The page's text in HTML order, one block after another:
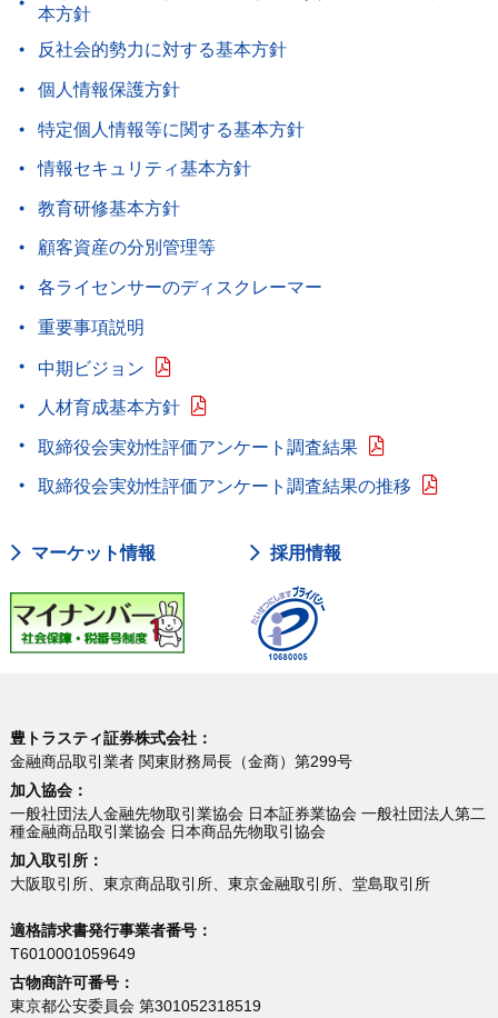
本方針
反社会的勢力に対する基本方針
個人情報保護方針
特定個人情報等に関する基本方針
情報セキュリティ基本方針
教育研修基本方針
顧客資産の分別管理等
各ライセンサーのディスクレーマー
重要事項説明
中期ビジョン
人材育成基本方針
取締役会実効性評価アンケート調査結果
取締役会実効性評価アンケート調査結果の推移
マーケット情報 採用情報
豊トラスティ証券株式会社：
金融商品取引業者 関東財務局長（金商）第299号
加入協会：
一般社団法人金融先物取引業協会 日本証券業協会 一般社団法人第二
種金融商品取引業協会 日本商品先物取引協会
加入取引所：
大阪取引所、東京商品取引所、東京金融取引所、堂島取引所
適格請求書発行事業者番号：
T6010001059649
古物商許可番号：
東京都公安委員会 第301052318519